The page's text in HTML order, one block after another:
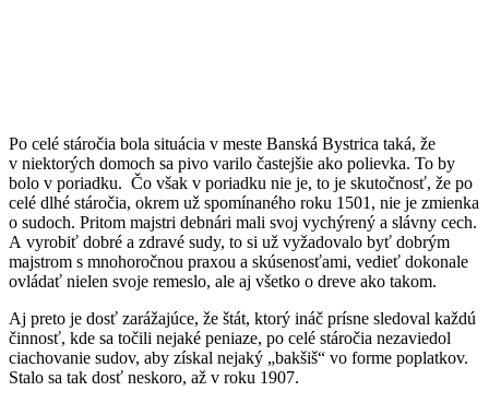
Po celé stáročia bola situácia v meste Banská Bystrica taká, že
v niektorých domoch sa pivo varilo častejšie ako polievka. To by
bolo v poriadku. Čo však v poriadku nie je, to je skutočnosť, že po
celé dlhé stáročia, okrem už spomínaného roku 1501, nie je zmienka
o sudoch. Pritom majstri debnári mali svoj vychýrený a slávny cech.
A vyrobiť dobré a zdravé sudy, to si už vyžadovalo byť dobrým
majstrom s mnohoročnou praxou a skúsenosťami, vedieť dokonale
ovládať nielen svoje remeslo, ale aj všetko o dreve ako takom.
Aj preto je dosť zarážajúce, že štát, ktorý ináč prísne sledoval každú
činnosť, kde sa točili nejaké peniaze, po celé stáročia nezaviedol
ciachovanie sudov, aby získal nejaký „bakšiš“ vo forme poplatkov.
Stalo sa tak dosť neskoro, až v roku 1907.